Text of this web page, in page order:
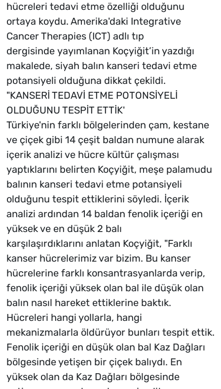
hücreleri tedavi etme özelliği olduğunu
ortaya koydu. Amerika'daki Integrative
Cancer Therapies (ICT) adlı tıp
dergisinde yayımlanan Koçyiğit’in yazdığı
makalede, siyah balın kanseri tedavi etme
potansiyeli olduğuna dikkat çekildi.
"KANSERİ TEDAVİ ETME POTONSİYELİ
OLDUĞUNU TESPİT ETTİK'
Türkiye'nin farklı bölgelerinden çam, kestane
ve çiçek gibi 14 çeşit baldan numune alarak
içerik analizi ve hücre kültür çalışması
yaptıklarını belirten Koçyiğit, meşe palamudu
balının kanseri tedavi etme potansiyeli
olduğunu tespit ettiklerini söyledi. İçerik
analizi ardından 14 baldan fenolik içeriği en
yüksek ve en düşük 2 balı
karşılaşırdıklarını anlatan Koçyiğit, "Farklı
kanser hücrelerimiz var bizim. Bu kanser
hücrelerine farklı konsantrasyanlarda verip,
fenolik içeriği yüksek olan bal ile düşük olan
balın nasıl hareket ettiklerine baktık.
Hücreleri hangi yollarla, hangi
mekanizmalarla öldürüyor bunları tespit ettik.
Fenolik içeriği en düşük olan bal Kaz Dağları
bölgesinde yetişen bir çiçek balıydı. En
yüksek olan da Kaz Dağları bölgesinde